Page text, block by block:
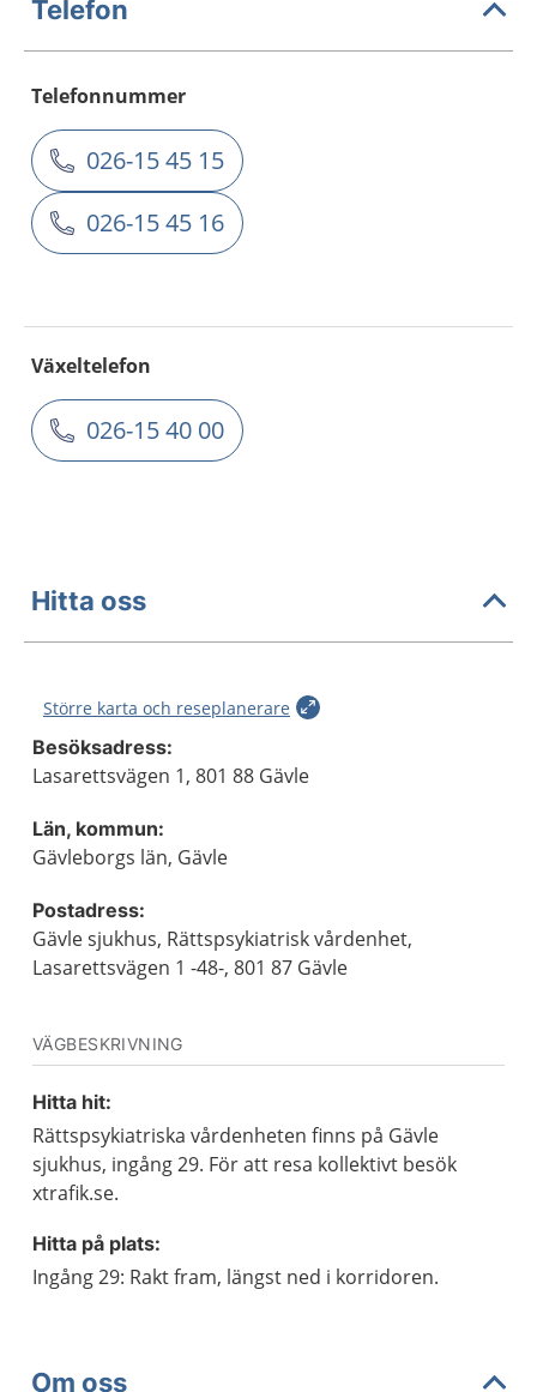
Telefon
Telefonnummer
026-15 45 15
026-15 45 16
Växeltelefon
026-15 40 00
Hitta oss
Större karta och reseplanerare
Besöksadress:
Lasarettsvägen 1, 801 88 Gävle
Län, kommun:
Gävleborgs län, Gävle
Postadress:
Gävle sjukhus, Rättspsykiatrisk vårdenhet,
Lasarettsvägen 1 -48-, 801 87 Gävle
VÄGBESKRIVNING
Hitta hit:
Rättspsykiatriska vårdenheten finns på Gävle
sjukhus, ingång 29. För att resa kollektivt besök
xtrafik.se.
Hitta på plats:
Ingång 29: Rakt fram, längst ned i korridoren.
Om oss